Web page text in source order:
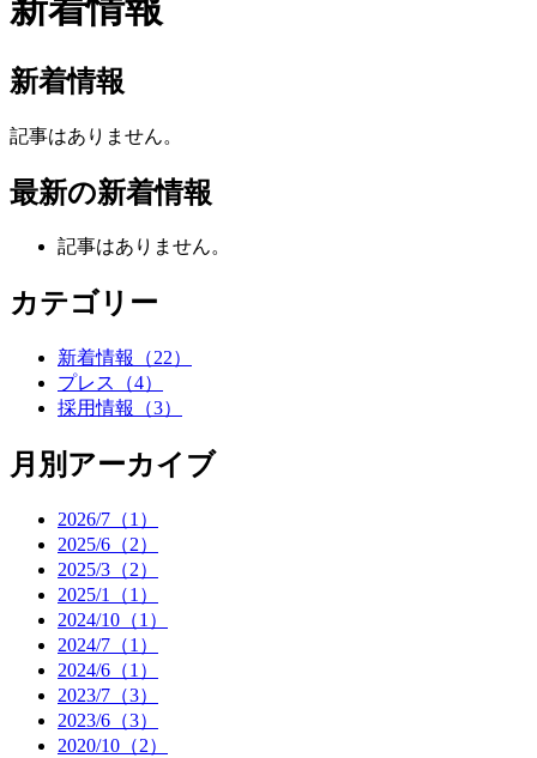
新着情報
新着情報
記事はありません。
最新の新着情報
記事はありません。
カテゴリー
新着情報
（22）
プレス
（4）
採用情報
（3）
月別アーカイブ
2026/7（1）
2025/6（2）
2025/3（2）
2025/1（1）
2024/10（1）
2024/7（1）
2024/6（1）
2023/7（3）
2023/6（3）
2020/10（2）